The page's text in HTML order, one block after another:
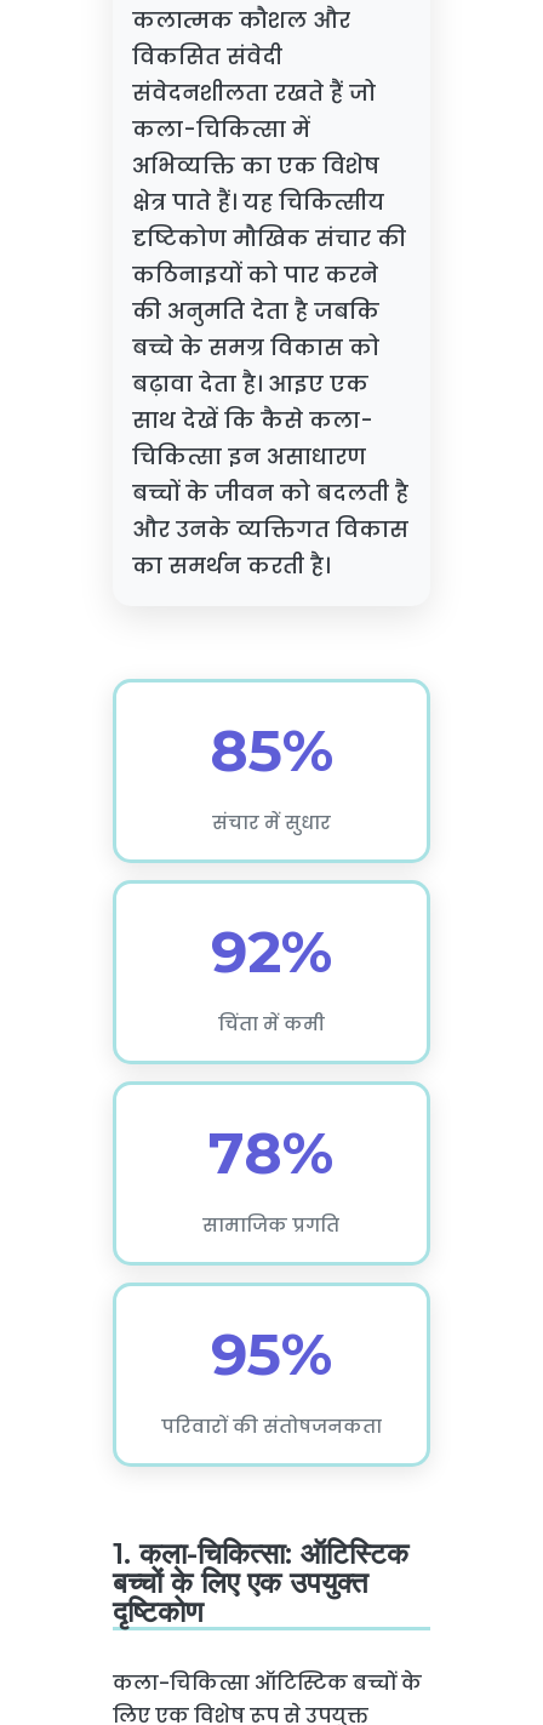
कलात्मक कौशल और
विकसित संवेदी
संवेदनशीलता रखते हैं जो
कला-चिकित्सा में
अभिव्यक्ति का एक विशेष
क्षेत्र पाते हैं। यह चिकित्सीय
दृष्टिकोण मौखिक संचार की
कठिनाइयों को पार करने
की अनुमति देता है जबकि
बच्चे के समग्र विकास को
बढ़ावा देता है। आइए एक
साथ देखें कि कैसे कला-
चिकित्सा इन असाधारण
बच्चों के जीवन को बदलती है
और उनके व्यक्तिगत विकास
का समर्थन करती है।
85%
संचार में सुधार
92%
चिंता में कमी
78%
सामाजिक प्रगति
95%
परिवारों की संतोषजनकता
1. कला-चिकित्सा: ऑटिस्टिक
बच्चों के लिए एक उपयुक्त
दृष्टिकोण
कला-चिकित्सा ऑटिस्टिक बच्चों के
लिए एक विशेष रूप से उपयुक्त